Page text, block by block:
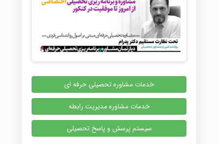
خدمات مشاوره تحصیلی حرفه ای
خدمات مشاوره مدیریت رابطه
سیستم پرسش و پاسخ تحصیلی